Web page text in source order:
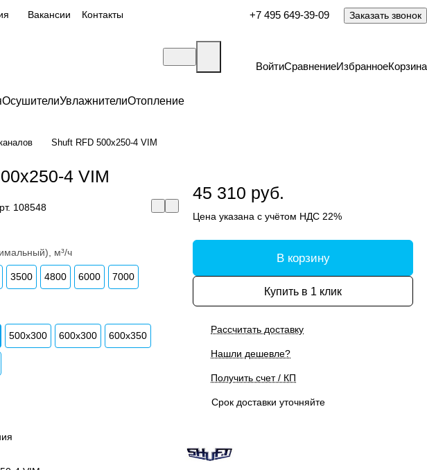
Вакансии Контакты +7 495 649-39-09 Заказать звонок
ВойтиСравнениеИзбранноеКорзина
ОсушителиУвлажнителиОтопление
Shuft RFD 500x250-4 VIM
4 VIM
108548
м³/ч
3500 4800 6000 7000
500x300 600x300 600x350
45 310 руб.
Цена указана с учётом НДС 22%
В корзину
Купить в 1 клик
Рассчитать доставку
Нашли дешевле?
Получить счет / КП
Срок доставки уточняйте